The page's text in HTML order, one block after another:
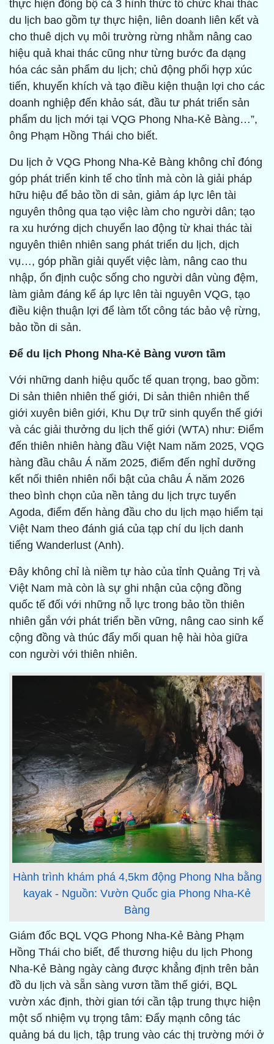
thực hiện đồng bộ cả 3 hình thức tổ chức khai thác
du lịch bao gồm tự thực hiện, liên doanh liên kết và
cho thuê dịch vụ môi trường rừng nhằm nâng cao
hiệu quả khai thác cũng như từng bước đa dạng
hóa các sản phẩm du lịch; chủ động phối hợp xúc
tiến, khuyến khích và tạo điều kiện thuận lợi cho các
doanh nghiệp đến khảo sát, đầu tư phát triển sản
phẩm du lịch mới tại VQG Phong Nha-Kẻ Bàng…”,
ông Phạm Hồng Thái cho biết.
Du lịch ở VQG Phong Nha-Kẻ Bàng không chỉ đóng
góp phát triển kinh tế cho tỉnh mà còn là giải pháp
hữu hiệu để bảo tồn di sản, giảm áp lực lên tài
nguyên thông qua tạo việc làm cho người dân; tạo
ra xu hướng dịch chuyển lao động từ khai thác tài
nguyên thiên nhiên sang phát triển du lịch, dịch
vụ…, góp phần giải quyết việc làm, nâng cao thu
nhập, ổn định cuộc sống cho người dân vùng đệm,
làm giảm đáng kể áp lực lên tài nguyên VQG, tạo
điều kiện thuận lợi để làm tốt công tác bảo vệ rừng,
bảo tồn di sản.
Để du lịch Phong Nha-Kẻ Bàng vươn tầm
Với những danh hiệu quốc tế quan trọng, bao gồm:
Di sản thiên nhiên thế giới, Di sản thiên nhiên thế
giới xuyên biên giới, Khu Dự trữ sinh quyển thế giới
và các giải thưởng du lịch thế giới (WTA) như: Điểm
đến thiên nhiên hàng đầu Việt Nam năm 2025, VQG
hàng đầu châu Á năm 2025, điểm đến nghỉ dưỡng
kết nối thiên nhiên nổi bật của châu Á năm 2026
theo bình chọn của nền tảng du lịch trực tuyến
Agoda, điểm đến hàng đầu cho du lịch mạo hiểm tại
Việt Nam theo đánh giá của tạp chí du lịch danh
tiếng Wanderlust (Anh).
Đây không chỉ là niềm tự hào của tỉnh Quảng Trị và
Việt Nam mà còn là sự ghi nhận của cộng đồng
quốc tế đối với những nỗ lực trong bảo tồn thiên
nhiên gắn với phát triển bền vững, nâng cao sinh kế
cộng đồng và thúc đẩy mối quan hệ hài hòa giữa
con người với thiên nhiên.
Hành trình khám phá 4,5km động Phong Nha bằng
kayak - Nguồn: Vườn Quốc gia Phong Nha-Kẻ
Bàng
Giám đốc BQL VQG Phong Nha-Kẻ Bàng Phạm
Hồng Thái cho biết, để thương hiệu du lịch Phong
Nha-Kẻ Bàng ngày càng được khẳng định trên bản
đồ du lịch và sẵn sàng vươn tầm thế giới, BQL
vườn xác định, thời gian tới cần tập trung thực hiện
một số nhiệm vụ trọng tâm: Đẩy mạnh công tác
quảng bá du lịch, tập trung vào các thị trường mới ở